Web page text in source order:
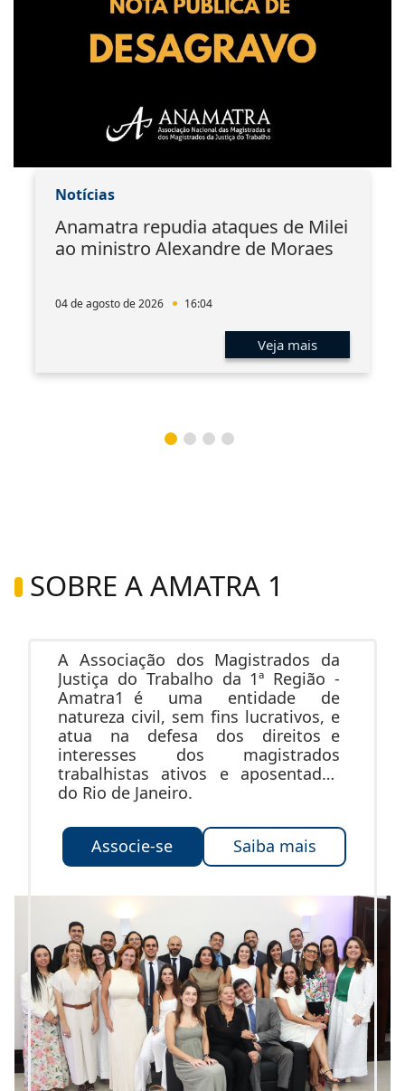
Notícias
Anamatra repudia ataques de Milei
ao ministro Alexandre de Moraes
04 de agosto de 2026 16:04
Veja mais
SOBRE A AMATRA 1
A Associação dos Magistrados da
Justiça do Trabalho da 1ª Região -
Amatra1 é uma entidade de
natureza civil, sem fins lucrativos, e
atua na defesa dos direitos e
interesses dos magistrados
trabalhistas ativos e aposentados
do Rio de Janeiro.
Associe-se Saiba mais